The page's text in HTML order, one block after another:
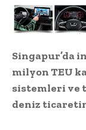
Singapur’da
milyon TEU
sistemleri ve
deniz